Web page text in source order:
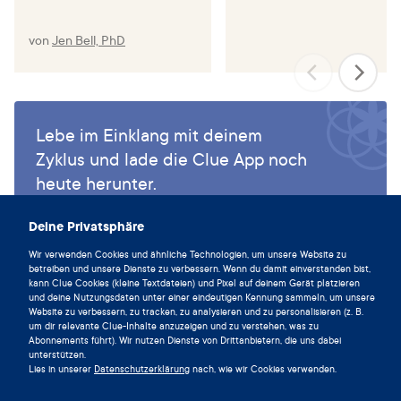
Deine Privatsphäre
Wir verwenden Cookies und ähnliche Technologien, um unsere Website zu
betreiben und unsere Dienste zu verbessern. Wenn du damit einverstanden bist,
kann Clue Cookies (kleine Textdateien) und Pixel auf deinem Gerät platzieren
und deine Nutzungsdaten unter einer eindeutigen Kennung sammeln, um unsere
Website zu verbessern, zu tracken, zu analysieren und zu personalisieren (z. B.
um dir relevante Clue-Inhalte anzuzeigen und zu verstehen, was zu
Abonnements führt). Wir nutzen Dienste von Drittanbietern, die uns dabei
unterstützen.
Lies in unserer Datenschutzerklärung nach, wie wir Cookies verwenden.
Hall M. Prevalence of sleep deficiency in early gestation
and its associations with stress and depressive symptoms.
J Womens Health (Larchmt) 2013;22:1028–37.
LM. Insomnia symptoms during pregnancy: A meta‐
analysis. Journal of Sleep Research. 2020 Nov 2;30(1).
Wang R, Xu M, Yang W, Xie G, Yang L, Shang L, Zhang B,
Guo L, Yue J, Zeng L, Chung MC. Maternal sleep during
pregnancy and adverse pregnancy outcomes: A
Investigation. 2022;13:1262-1276.
Li R, Zhang J, Zhou R, Liu J, Dai Z, Liu D, et al. Sleep
disturbances during pregnancy are associated with
cesarean delivery and preterm birth. The Journal of
Maternal-Fetal & Neonatal Medicine. 2016 May
16;30(6):733–8.
von Jen Bell, PhD
Lebe im Einklang mit deinem
Zyklus und lade die Clue App noch
heute herunter.
Clue herunterladen